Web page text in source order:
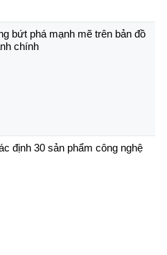
bứt phá mạnh mẽ trên bản đồ
chính
định 30 sản phẩm công nghệ